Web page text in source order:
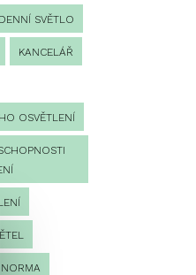
DENNÍ SVĚTLO
KANCELÁŘ
OSVĚTLENÍ
NORMA